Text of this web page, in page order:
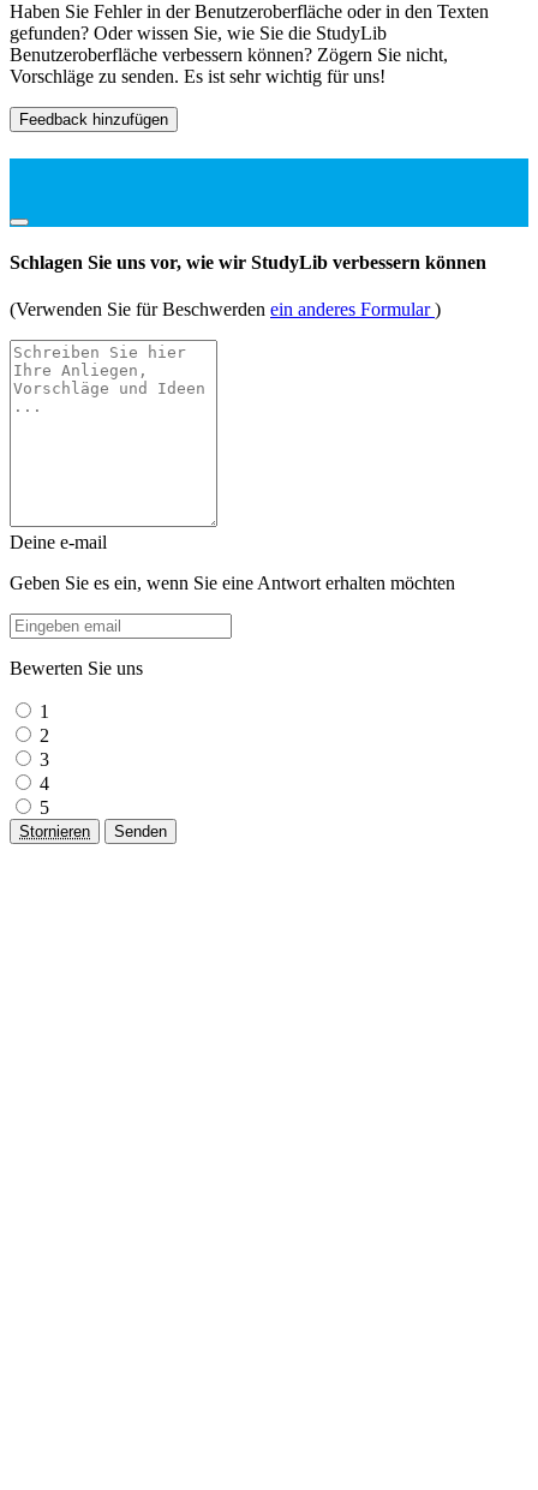
Haben Sie Fehler in der Benutzeroberfläche oder in den Texten
gefunden? Oder wissen Sie, wie Sie die StudyLib
Benutzeroberfläche verbessern können? Zögern Sie nicht,
Vorschläge zu senden. Es ist sehr wichtig für uns!
Feedback hinzufügen
Schlagen Sie uns vor, wie wir StudyLib verbessern können
(Verwenden Sie für Beschwerden ein anderes Formular)
Deine e-mail
Geben Sie es ein, wenn Sie eine Antwort erhalten möchten
Bewerten Sie uns
1
2
3
4
5
Stornieren Senden